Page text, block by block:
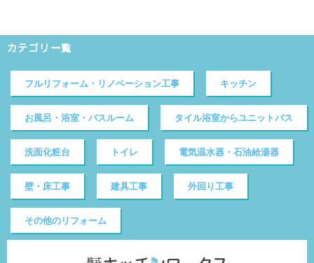
カテゴリ一覧
フルリフォーム・リノベーション工事 キッチン
お風呂・浴室・バスルーム タイル浴室からユニットバス
洗面化粧台 トイレ 電気温水器・石油給湯器
壁・床工事 建具工事 外回り工事
その他のリフォーム